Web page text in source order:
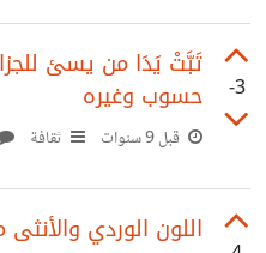
-3
تَبَّتْ يَدَا من يسئ
حسوب وغيره
قبل 9 سنوات ثقافة
اللون الوردي والأنثى